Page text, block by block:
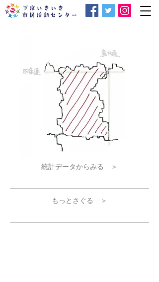
統計データからみる ＞
もっとさぐる ＞